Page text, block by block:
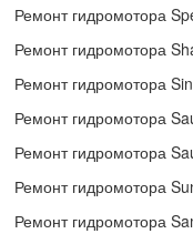
Ремонт гидромотора
Ремонт гидромотора
Ремонт гидромотора
Ремонт гидромотора
Ремонт гидромотора
Ремонт гидромотора
Ремонт гидромотора